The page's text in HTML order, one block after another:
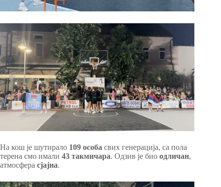
На кош је шутирало 109 особа свих генерација, са пола
терена смо имали 43 такмичара. Одзив је био одличан,
атмосфера сјајна.